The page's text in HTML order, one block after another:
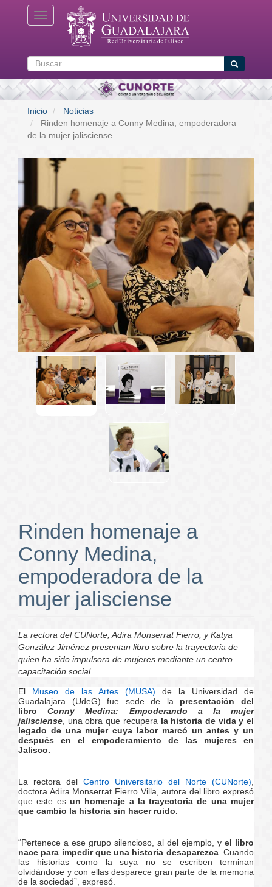
Toggle navigation
Buscar Buscar
Inicio
Noticias
Rinden homenaje a Conny Medina, empoderadora
de la mujer jalisciense
Rinden homenaje a
Conny Medina,
empoderadora de la
mujer jalisciense
La rectora del CUNorte, Adira Monserrat Fierro, y Katya
González Jiménez presentan libro sobre la trayectoria de
quien ha sido impulsora de mujeres mediante un centro
capacitación social
El Museo de las Artes (MUSA) de la Universidad de
Guadalajara (UdeG) fue sede de la presentación del
libro
Conny Medina: Empoderando a la mujer
jalisciense , una obra que recupera la historia de vida y el
legado de una mujer cuya labor marcó un antes y un
después en el empoderamiento de las mujeres en
Jalisco.
La rectora del Centro Universitario del Norte (CUNorte)
doctora Adira Monserrat Fierro Villa, autora del libro expresó
que este es un homenaje a la trayectoria de una mujer
que cambio la historia sin hacer ruido.
“Pertenece a ese grupo silencioso, al del ejemplo, y el libro
nace para impedir que una historia desaparezca. Cuando
las historias como la suya no se escriben terminan
olvidándose y con ellas desparece gran parte de la memoria
de la sociedad”, expresó.